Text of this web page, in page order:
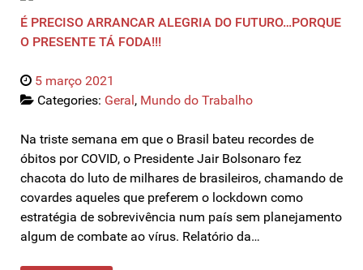
É PRECISO ARRANCAR ALEGRIA DO FUTURO…PORQUE
O PRESENTE TÁ FODA!!!
5 março 2021
Categories: Geral, Mundo do Trabalho
Na triste semana em que o Brasil bateu recordes de
óbitos por COVID, o Presidente Jair Bolsonaro fez
chacota do luto de milhares de brasileiros, chamando de
covardes aqueles que preferem o lockdown como
estratégia de sobrevivência num país sem planejamento
algum de combate ao vírus. Relatório da…